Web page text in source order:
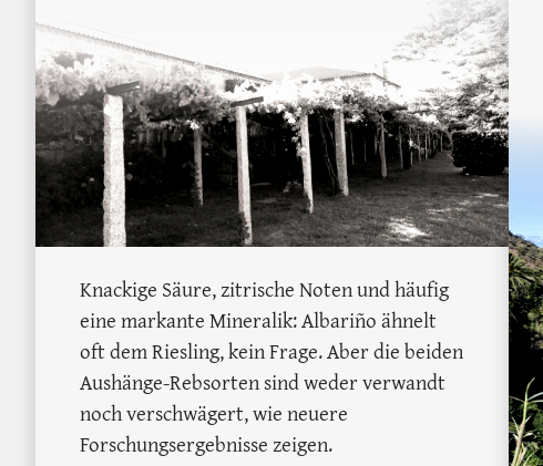
Knackige Säure, zitrische Noten und häufig
eine markante Mineralik: Albariño ähnelt
oft dem Riesling, kein Frage. Aber die beiden
Aushänge-Rebsorten sind weder verwandt
noch verschwägert, wie neuere
Forschungsergebnisse zeigen.